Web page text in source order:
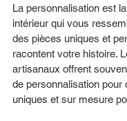
La personnalisation est
intérieur qui vous
des pièces uniques et
racontent votre histoire.
artisanaux offrent
de personnalisation pour
uniques et sur mesure